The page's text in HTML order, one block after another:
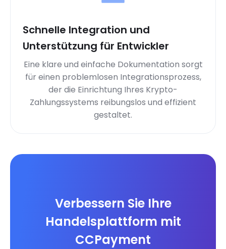
Schnelle Integration und
Unterstützung für Entwickler
Eine klare und einfache Dokumentation sorgt
für einen problemlosen Integrationsprozess,
der die Einrichtung Ihres Krypto-
Zahlungssystems reibungslos und effizient
gestaltet.
Verbessern Sie Ihre
Handelsplattform mit
CCPayment